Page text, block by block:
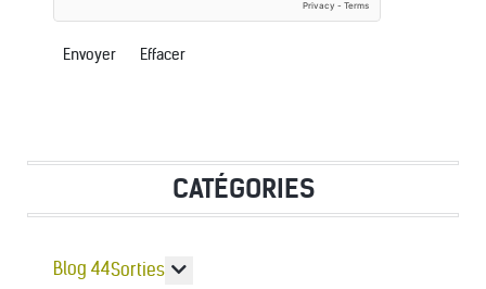
Envoyer Effacer
CATÉGORIES
Blog 44Sorties
En savoir plus : Sorties